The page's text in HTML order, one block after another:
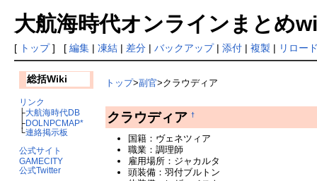
大航海時代オンラインまとめ
[ トップ] [ 編集| 凍結| 差分| バックアップ| 添付| 複製 | リロー
総括Wiki
リンク
├大航海時代DB
├DOLNPCMAP*
└連絡掲示板
公式サイト
GAMECITY
公式Twitter
トップ>副官>クラウディア
クラウディア †
国籍：ヴェネツィア
職業：調理師
雇用場所：ジャカルタ
頭装備：羽付ブルトン